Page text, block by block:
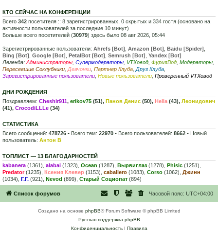
КТО СЕЙЧАС НА КОНФЕРЕНЦИИ
Всего 342 посетителя :: 8 зарегистрированных, 0 скрытых и 334 гостя (основано на
активности пользователей за последние 10 минут)
Больше всего посетителей (30979) здесь было 08 авг 2026, 05:44
Зарегистрированные пользователи: Ahrefs [Bot] Amazon [Bot] Baidu [Spider]
Bing [Bot] Google [Bot] PetalBot [Bot] Semrush [Bot] Yandex [Bot]
Легенда: Администраторы Супермодераторы VTXовод ФурияВод Модераторы
Пересевшие Соклубники Девчонки Партнер Клуба Друг Клуба
Зарегистрированные пользователи Новые пользователи Проверенный VTXовод
ДНИ РОЖДЕНИЯ
Поздравляем: Cheshir911, erikov75 (51), Панов Денис (50), Hella (43), Леонидович
(41), CrocodiLLLe (34)
СТАТИСТИКА
Всего сообщений: 478726 • Всего тем: 22970 • Всего пользователей: 8662 • Новый
пользователь: Антон В
ТОПЛИСТ — 13 БЛАГОДАРНОСТЕЙ
kabanera (1361), alabai (1323), Ocean (1287), Вырвиглаз (1278), Phisic (1251),
Predator(1235), Ксения Клевер (1153), caballero (1083), Corso (1062), Джинн
(1034), Г.Г. (921), Nevod (899), Старый Социопат (894)
Список форумов Часовой пояс: UTC+04:00
Создано на основе phpBB® Forum Software © phpBB Limited
Русская поддержка phpBB
Конфиденциальность| Правила